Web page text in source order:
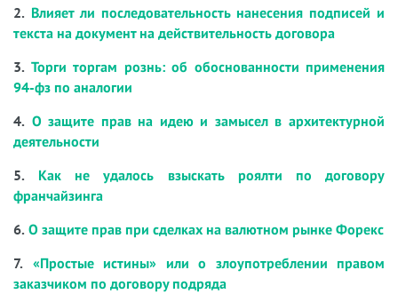
2. Влияет ли последовательность нанесения подписей и
текста на документ на действительность договора
3. Торги торгам рознь: об обоснованности применения
94-фз по аналогии
4. О защите прав на идею и замысел в архитектурной
деятельности
5. Как не удалось взыскать роялти по договору
франчайзинга
6. О защите прав при сделках на валютном рынке Форекс
7. «Простые истины» или о злоупотреблении правом
заказчиком по договору подряда